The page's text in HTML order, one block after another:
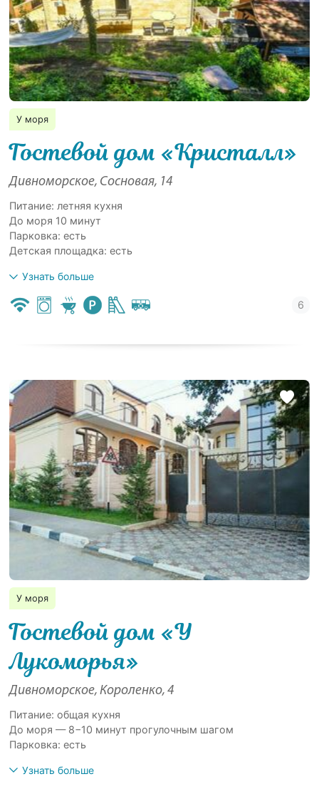
У моря
Гостевой дом «Кристалл»
Дивноморское, Сосновая, 14
Питание: летняя кухня
До моря 10 минут
Парковка: есть
Детская площадка: есть
Узнать больше
У моря
Гостевой дом «У
Лукоморья»
Дивноморское, Короленко, 4
Питание: общая кухня
До моря — 8−10 минут прогулочным шагом
Парковка: есть
Узнать больше